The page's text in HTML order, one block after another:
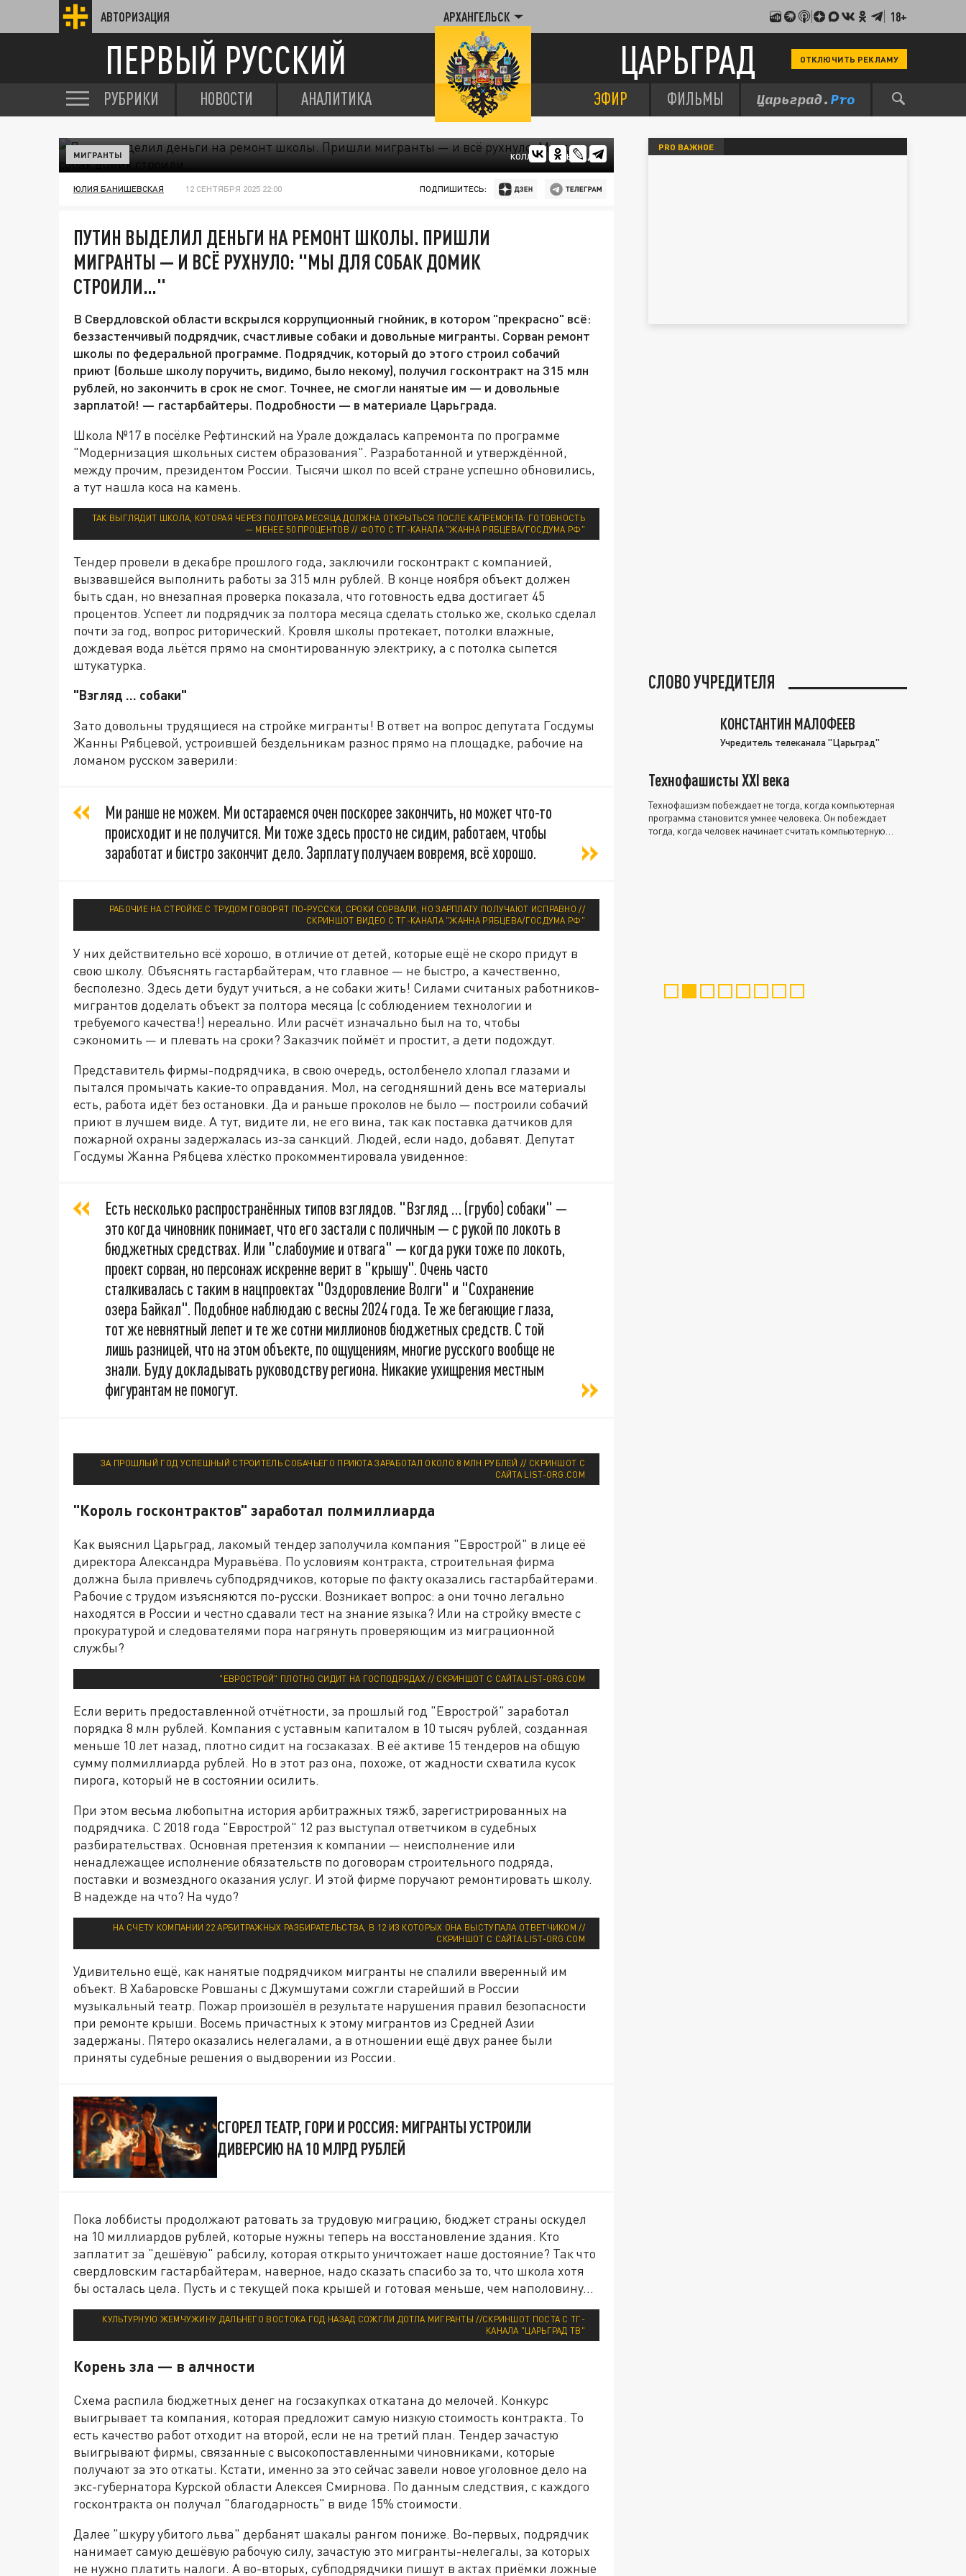
АВТОРИЗАЦИЯ АРХАНГЕЛЬСК 18+
ПЕРВЫЙ РУССКИЙ ЦАРЬГРАД ОТКЛЮЧИТЬ РЕКЛАМУ
РУБРИКИ НОВОСТИ АНАЛИТИКА ЭФИР ФИЛЬМЫ
КОЛЛАЖ ЦАРЬГРАДА
МИГРАНТЫ
ЮЛИЯ БАНИШЕВСКАЯ 12 СЕНТЯБРЯ 2025 22:00 ПОДПИШИТЕСЬ:
ПУТИН ВЫДЕЛИЛ ДЕНЬГИ НА РЕМОНТ ШКОЛЫ. ПРИШЛИ
МИГРАНТЫ — И ВСЁ РУХНУЛО: "МЫ ДЛЯ СОБАК ДОМИК
СТРОИЛИ…"
В Свердловской области вскрылся коррупционный гнойник, в котором "прекрасно" всё:
беззастенчивый подрядчик, счастливые собаки и довольные мигранты. Сорван ремонт
школы по федеральной программе. Подрядчик, который до этого строил собачий
приют (больше школу поручить, видимо, было некому), получил госконтракт на 315 млн
рублей, но закончить в срок не смог. Точнее, не смогли нанятые им — и довольные
зарплатой! — гастарбайтеры. Подробности — в материале Царьграда.
Школа №17 в посёлке Рефтинский на Урале дождалась капремонта по программе
"Модернизация школьных систем образования". Разработанной и утверждённой,
между прочим, президентом России. Тысячи школ по всей стране успешно обновились,
а тут нашла коса на камень.
ТАК ВЫГЛЯДИТ ШКОЛА, КОТОРАЯ ЧЕРЕЗ ПОЛТОРА МЕСЯЦА ДОЛЖНА ОТКРЫТЬСЯ ПОСЛЕ КАПРЕМОНТА: ГОТОВНОСТЬ
— МЕНЕЕ 50 ПРОЦЕНТОВ // ФОТО С ТГ-КАНАЛА "ЖАННА РЯБЦЕВА/ГОСДУМА РФ"
Тендер провели в декабре прошлого года, заключили госконтракт с компанией,
вызвавшейся выполнить работы за 315 млн рублей. В конце ноября объект должен
быть сдан, но внезапная проверка показала, что готовность едва достигает 45
процентов. Успеет ли подрядчик за полтора месяца сделать столько же, сколько сделал
почти за год, вопрос риторический. Кровля школы протекает, потолки влажные,
дождевая вода льётся прямо на смонтированную электрику, а с потолка сыпется
штукатурка.
"Взгляд … собаки"
Зато довольны трудящиеся на стройке мигранты! В ответ на вопрос депутата Госдумы
Жанны Рябцевой, устроившей бездельникам разнос прямо на площадке, рабочие на
ломаном русском заверили:
Ми ранше не можем. Ми остараемся очен поскорее закончить, но может что-то
происходит и не получится. Ми тоже здесь просто не сидим, работаем, чтобы
заработат и бистро закончит дело. Зарплату получаем вовремя, всё хорошо.
РАБОЧИЕ НА СТРОЙКЕ С ТРУДОМ ГОВОРЯТ ПО-РУССКИ, СРОКИ СОРВАЛИ, НО ЗАРПЛАТУ ПОЛУЧАЮТ ИСПРАВНО //
СКРИНШОТ ВИДЕО С ТГ-КАНАЛА "ЖАННА РЯБЦЕВА/ГОСДУМА РФ"
У них действительно всё хорошо, в отличие от детей, которые ещё не скоро придут в
свою школу. Объяснять гастарбайтерам, что главное — не быстро, а качественно,
бесполезно. Здесь дети будут учиться, а не собаки жить! Силами считаных работников-
мигрантов доделать объект за полтора месяца (с соблюдением технологии и
требуемого качества!) нереально. Или расчёт изначально был на то, чтобы
сэкономить — и плевать на сроки? Заказчик поймёт и простит, а дети подождут.
Представитель фирмы-подрядчика, в свою очередь, остолбенело хлопал глазами и
пытался промычать какие-то оправдания. Мол, на сегодняшний день все материалы
есть, работа идёт без остановки. Да и раньше проколов не было — построили собачий
приют в лучшем виде. А тут, видите ли, не его вина, так как поставка датчиков для
пожарной охраны задержалась из-за санкций. Людей, если надо, добавят. Депутат
Госдумы Жанна Рябцева хлёстко прокомментировала увиденное:
Есть несколько распространённых типов взглядов. "Взгляд … (грубо) собаки" —
это когда чиновник понимает, что его застали с поличным — с рукой по локоть в
бюджетных средствах. Или "слабоумие и отвага" — когда руки тоже по локоть,
проект сорван, но персонаж искренне верит в "крышу". Очень часто
сталкивалась с таким в нацпроектах "Оздоровление Волги" и "Сохранение
озера Байкал". Подобное наблюдаю с весны 2024 года. Те же бегающие глаза,
тот же невнятный лепет и те же сотни миллионов бюджетных средств. С той
лишь разницей, что на этом объекте, по ощущениям, многие русского вообще не
знали. Буду докладывать руководству региона. Никакие ухищрения местным
фигурантам не помогут.
ЗА ПРОШЛЫЙ ГОД УСПЕШНЫЙ СТРОИТЕЛЬ СОБАЧЬЕГО ПРИЮТА ЗАРАБОТАЛ ОКОЛО 8 МЛН РУБЛЕЙ // СКРИНШОТ С
САЙТА LIST-ORG.COM
"Король госконтрактов" заработал полмиллиарда
Как выяснил Царьград, лакомый тендер заполучила компания "Еврострой" в лице её
директора Александра Муравьёва. По условиям контракта, строительная фирма
должна была привлечь субподрядчиков, которые по факту оказались гастарбайтерами.
Рабочие с трудом изъясняются по-русски. Возникает вопрос: а они точно легально
находятся в России и честно сдавали тест на знание языка? Или на стройку вместе с
прокуратурой и следователями пора нагрянуть проверяющим из миграционной
службы?
"ЕВРОСТРОЙ" ПЛОТНО СИДИТ НА ГОСПОДРЯДАХ // СКРИНШОТ С САЙТА LIST-ORG.COM
Если верить предоставленной отчётности, за прошлый год "Еврострой" заработал
порядка 8 млн рублей. Компания с уставным капиталом в 10 тысяч рублей, созданная
меньше 10 лет назад, плотно сидит на госзаказах. В её активе 15 тендеров на общую
сумму полмиллиарда рублей. Но в этот раз она, похоже, от жадности схватила кусок
пирога, который не в состоянии осилить.
При этом весьма любопытна история арбитражных тяжб, зарегистрированных на
подрядчика. С 2018 года "Еврострой" 12 раз выступал ответчиком в судебных
разбирательствах. Основная претензия к компании — неисполнение или
ненадлежащее исполнение обязательств по договорам строительного подряда,
поставки и возмездного оказания услуг. И этой фирме поручают ремонтировать школу.
В надежде на что? На чудо?
НА СЧЕТУ КОМПАНИИ 22 АРБИТРАЖНЫХ РАЗБИРАТЕЛЬСТВА, В 12 ИЗ КОТОРЫХ ОНА ВЫСТУПАЛА ОТВЕТЧИКОМ //
СКРИНШОТ С САЙТА LIST-ORG.COM
Удивительно ещё, как нанятые подрядчиком мигранты не спалили вверенный им
объект. В Хабаровске Ровшаны с Джумшутами сожгли старейший в России
музыкальный театр. Пожар произошёл в результате нарушения правил безопасности
при ремонте крыши. Восемь причастных к этому мигрантов из Средней Азии
задержаны. Пятеро оказались нелегалами, а в отношении ещё двух ранее были
приняты судебные решения о выдворении из России.
СГОРЕЛ ТЕАТР, ГОРИ И РОССИЯ: МИГРАНТЫ УСТРОИЛИ
ДИВЕРСИЮ НА 10 МЛРД РУБЛЕЙ
Пока лоббисты продолжают ратовать за трудовую миграцию, бюджет страны оскудел
на 10 миллиардов рублей, которые нужны теперь на восстановление здания. Кто
заплатит за "дешёвую" рабсилу, которая открыто уничтожает наше достояние? Так что
свердловским гастарбайтерам, наверное, надо сказать спасибо за то, что школа хотя
бы осталась цела. Пусть и с текущей пока крышей и готовая меньше, чем наполовину…
КУЛЬТУРНУЮ ЖЕМЧУЖИНУ ДАЛЬНЕГО ВОСТОКА ГОД НАЗАД СОЖГЛИ ДОТЛА МИГРАНТЫ //СКРИНШОТ ПОСТА С ТГ-
КАНАЛА "ЦАРЬГРАД ТВ"
Корень зла — в алчности
Схема распила бюджетных денег на госзакупках откатана до мелочей. Конкурс
выигрывает та компания, которая предложит самую низкую стоимость контракта. То
есть качество работ отходит на второй, если не на третий план. Тендер зачастую
выигрывают фирмы, связанные с высокопоставленными чиновниками, которые
получают за это откаты. Кстати, именно за это сейчас завели новое уголовное дело на
экс-губернатора Курской области Алексея Смирнова. По данным следствия, с каждого
госконтракта он получал "благодарность" в виде 15% стоимости.
Далее "шкуру убитого льва" дербанят шакалы рангом пониже. Во-первых, подрядчик
нанимает самую дешёвую рабочую силу, зачастую это мигранты-нелегалы, за которых
не нужно платить налоги. А во-вторых, субподрядчики пишут в актах приёмки ложные
PRO ВАЖНОЕ
СЛОВО УЧРЕДИТЕЛЯ
КОНСТАНТИН МАЛОФЕЕВ
Учредитель телеканала "Царьград"
Технофашисты XXI века
Технофашизм побеждает не тогда, когда компьютерная
программа становится умнее человека. Он побеждает
тогда, когда человек начинает считать компьютерную